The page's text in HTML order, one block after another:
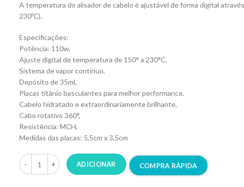
A temperatura do alisador de cabelo é ajustável de forma digital através
230ºC).
Especificações:
Potência: 110w,
Ajuste digital de temperatura de 150° a 230°C,
Sistema de vapor contínuo,
Depósito de 35ml,
Placas titânio basculantes para melhor performance,
Cabelo hidratado e extraordinariamente brilhante,
Cabo rotativo 360°,
Resistência: MCH,
Medidas das placas: 5,5cm x 3,5cm
ADICIONAR COMPRA RÁPIDA